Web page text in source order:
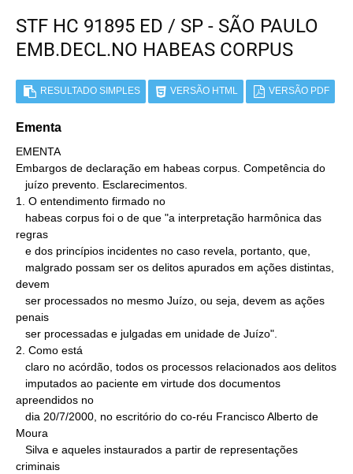
STF HC 91895 ED / SP - SÃO PAULO
EMB.DECL.NO HABEAS CORPUS
RESULTADO SIMPLES VERSÃO HTML VERSÃO PDF
Ementa
EMENTA
Embargos de declaração em habeas corpus. Competência do
1. O entendimento firmado no
regras
devem
penais
2. Como está
apreendidos no
Moura
criminais